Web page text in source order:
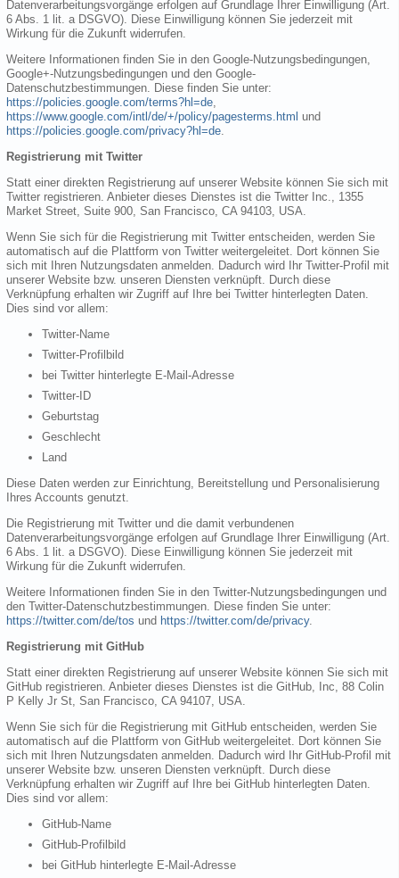
Datenverarbeitungsvorgänge erfolgen auf Grundlage Ihrer Einwilligung (Art.
6 Abs. 1 lit. a DSGVO). Diese Einwilligung können Sie jederzeit mit
Wirkung für die Zukunft widerrufen.
Weitere Informationen finden Sie in den Google-Nutzungsbedingungen,
Google+-Nutzungsbedingungen und den Google-
Datenschutzbestimmungen. Diese finden Sie unter:
https://policies.google.com/terms?hl=de,
https://www.google.com/intl/de/+/policy/pagesterms.html und
https://policies.google.com/privacy?hl=de.
Registrierung mit Twitter
Statt einer direkten Registrierung auf unserer Website können Sie sich mit
Twitter registrieren. Anbieter dieses Dienstes ist die Twitter Inc., 1355
Market Street, Suite 900, San Francisco, CA 94103, USA.
Wenn Sie sich für die Registrierung mit Twitter entscheiden, werden Sie
automatisch auf die Plattform von Twitter weitergeleitet. Dort können Sie
sich mit Ihren Nutzungsdaten anmelden. Dadurch wird Ihr Twitter-Profil mit
unserer Website bzw. unseren Diensten verknüpft. Durch diese
Verknüpfung erhalten wir Zugriff auf Ihre bei Twitter hinterlegten Daten.
Dies sind vor allem:
Twitter-Name
Twitter-Profilbild
bei Twitter hinterlegte E-Mail-Adresse
Twitter-ID
Geburtstag
Geschlecht
Land
Diese Daten werden zur Einrichtung, Bereitstellung und Personalisierung
Ihres Accounts genutzt.
Die Registrierung mit Twitter und die damit verbundenen
Datenverarbeitungsvorgänge erfolgen auf Grundlage Ihrer Einwilligung (Art.
6 Abs. 1 lit. a DSGVO). Diese Einwilligung können Sie jederzeit mit
Wirkung für die Zukunft widerrufen.
Weitere Informationen finden Sie in den Twitter-Nutzungsbedingungen und
den Twitter-Datenschutzbestimmungen. Diese finden Sie unter:
https://twitter.com/de/tos und https://twitter.com/de/privacy.
Registrierung mit GitHub
Statt einer direkten Registrierung auf unserer Website können Sie sich mit
GitHub registrieren. Anbieter dieses Dienstes ist die GitHub, Inc, 88 Colin
P Kelly Jr St, San Francisco, CA 94107, USA.
Wenn Sie sich für die Registrierung mit GitHub entscheiden, werden Sie
automatisch auf die Plattform von GitHub weitergeleitet. Dort können Sie
sich mit Ihren Nutzungsdaten anmelden. Dadurch wird Ihr GitHub-Profil mit
unserer Website bzw. unseren Diensten verknüpft. Durch diese
Verknüpfung erhalten wir Zugriff auf Ihre bei GitHub hinterlegten Daten.
Dies sind vor allem:
GitHub-Name
GitHub-Profilbild
bei GitHub hinterlegte E-Mail-Adresse